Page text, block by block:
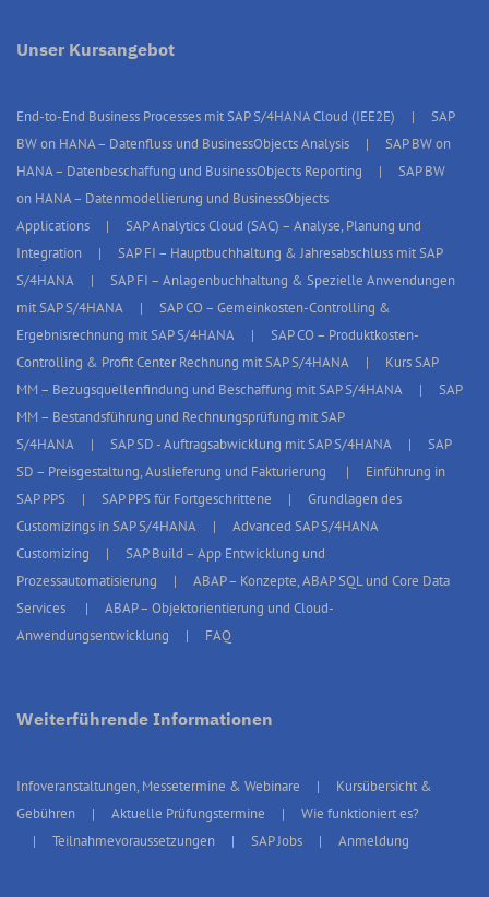
Unser Kursangebot
End-to-End Business Processes mit SAP S/4HANA Cloud (IEE2E)
SAP
BW on HANA – Datenfluss und BusinessObjects Analysis
SAP BW on
HANA – Datenbeschaffung und BusinessObjects Reporting
SAP BW
on HANA – Datenmodellierung und BusinessObjects
Applications
SAP Analytics Cloud (SAC) – Analyse, Planung und
Integration
SAP FI – Hauptbuchhaltung & Jahresabschluss mit SAP
S/4HANA
SAP FI – Anlagenbuchhaltung & Spezielle Anwendungen
mit SAP S/4HANA
SAP CO – Gemeinkosten-Controlling &
Ergebnisrechnung mit SAP S/4HANA
SAP CO – Produktkosten-
Controlling & Profit Center Rechnung mit SAP S/4HANA
Kurs SAP
MM – Bezugsquellenfindung und Beschaffung mit SAP S/4HANA
SAP
MM – Bestandsführung und Rechnungsprüfung mit SAP
S/4HANA
SAP SD - Auftragsabwicklung mit SAP S/4HANA
SAP
SD – Preisgestaltung, Auslieferung und Fakturierung
Einführung in
SAP PPS
SAP PPS für Fortgeschrittene
Grundlagen des
Customizings in SAP S/4HANA
Advanced SAP S/4HANA
Customizing
SAP Build – App Entwicklung und
Prozessautomatisierung
ABAP – Konzepte, ABAP SQL und Core Data
Services
ABAP – Objektorientierung und Cloud-
Anwendungsentwicklung
FAQ
Weiterführende Informationen
Infoveranstaltungen, Messetermine & Webinare
Kursübersicht &
Gebühren
Aktuelle Prüfungstermine
Wie funktioniert es?
Teilnahmevoraussetzungen
SAP Jobs Anmeldung